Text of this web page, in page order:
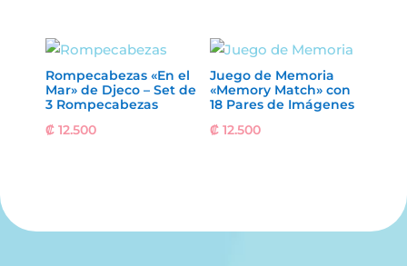
Rompecabezas «En el
Mar» de Djeco – Set de
3 Rompecabezas
₡ 12.500
Juego de Memoria
«Memory Match» con
18 Pares de Imágenes
₡12.500